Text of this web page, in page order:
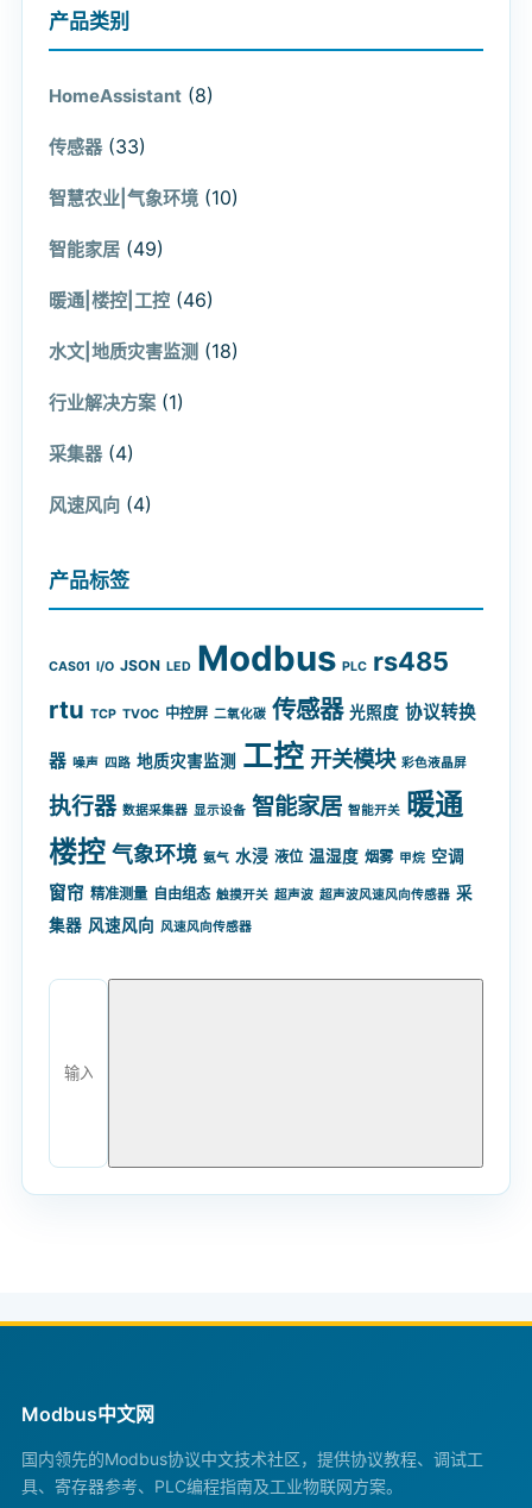
产品类别
HomeAssistant (8)
传感器 (33)
智慧农业|气象环境 (10)
智能家居 (49)
暖通|楼控|工控 (46)
水文|地质灾害监测 (18)
行业解决方案 (1)
采集器 (4)
风速风向 (4)
产品标签
CAS01 I/O JSON LED Modbus PLC rs485
rtu TCP TVOC 中控屏 二氧化碳 传感器 光照度 协议转换
器 噪声 四路 地质灾害监测 工控 开关模块 彩色液晶屏
执行器 数据采集器 显示设备 智能家居 智能开关 暖通
楼控 气象环境 氨气 水浸 液位 温湿度 烟雾 甲烷 空调
窗帘 精准测量 自由组态 触摸开关 超声波 超声波风速风向传感器 采
集器 风速风向 风速风向传感器
Modbus中文网
国内领先的Modbus协议中文技术社区，提供协议教程、调试工
具、寄存器参考、PLC编程指南及工业物联网方案。